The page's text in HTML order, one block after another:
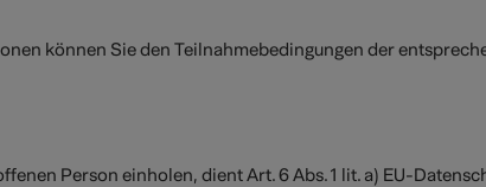
können Sie den Teilnahmebedingungen der
Person einholen, dient Art. 6 Abs. 1 lit. a) EU-